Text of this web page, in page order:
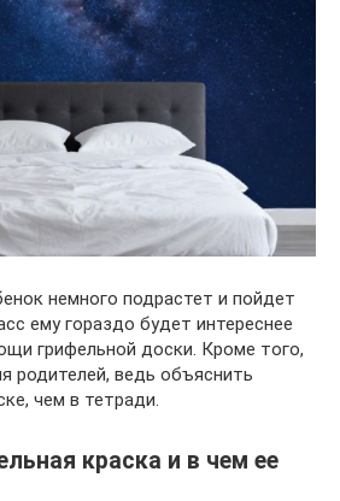
немного подрастет и пойдет
ему гораздо будет интереснее
грифельной доски. Кроме того,
родителей, ведь объяснить
чем в тетради.
краска и в чем ее